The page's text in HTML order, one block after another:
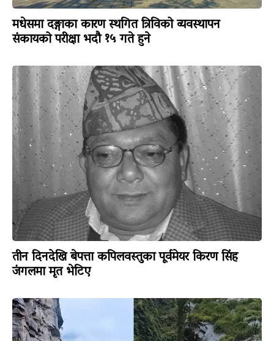
मधेसमा दङ्गाका कारण स्थगित त्रिविको व्यवस्थापन
संकायको परीक्षा भदौ १५ गते हुने
तीन दिनदेखि बेपत्ता कपिलवस्तुका पूर्वमेयर किरण सिंह
जंगलमा मृत भेटिए